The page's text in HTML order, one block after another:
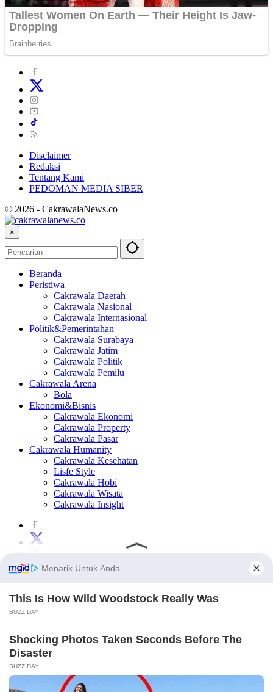
Disclaimer
Redaksi
Tentang Kami
PEDOMAN MEDIA SIBER
© 2026 - CakrawalaNews.co
×
Beranda
Peristiwa
Cakrawala Daerah
Cakrawala Nasional
Cakrawala Internasional
Politik&Pemerintahan
Cakrawala Surabaya
Cakrawala Jatim
Cakrawala Politik
Cakrawala Pemilu
Cakrawala Arena
Bola
Ekonomi&Bisnis
Cakrawala Ekonomi
Cakrawala Property
Cakrawala Pasar
Cakrawala Humanity
Cakrawala Kesehatan
Lisfe Style
Cakrawala Hobi
Cakrawala Wisata
Cakrawala Insight
×